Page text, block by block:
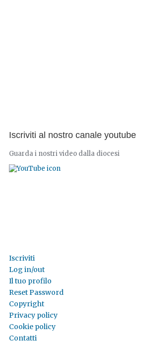
Iscriviti al nostro canale youtube
Guarda i nostri video dalla diocesi
Iscriviti
Log in/out
Il tuo profilo
Reset Password
Copyright
Privacy policy
Cookie policy
Contatti